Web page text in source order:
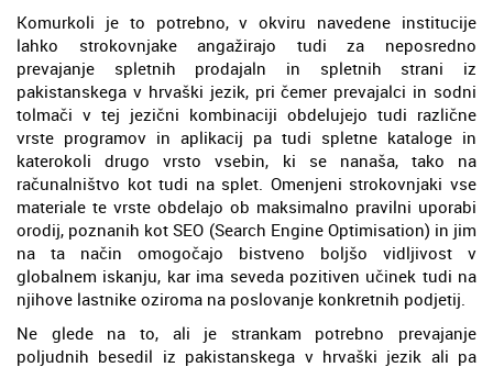
Komurkoli je to potrebno, v okviru navedene institucije
lahko strokovnjake angažirajo tudi za neposredno
prevajanje spletnih prodajaln in spletnih strani iz
pakistanskega v hrvaški jezik, pri čemer prevajalci in sodni
tolmači v tej jezični kombinaciji obdelujejo tudi različne
vrste programov in aplikacij pa tudi spletne kataloge in
katerokoli drugo vrsto vsebin, ki se nanaša, tako na
računalništvo kot tudi na splet. Omenjeni strokovnjaki vse
materiale te vrste obdelajo ob maksimalno pravilni uporabi
orodij, poznanih kot SEO (Search Engine Optimisation) in jim
na ta način omogočajo bistveno boljšo vidljivost v
globalnem iskanju, kar ima seveda pozitiven učinek tudi na
njihove lastnike oziroma na poslovanje konkretnih podjetij.
Ne glede na to, ali je strankam potrebno prevajanje
poljudnih besedil iz pakistanskega v hrvaški jezik ali pa